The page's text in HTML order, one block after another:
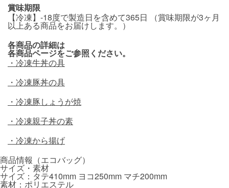
賞味期限
【冷凍】-18度で製造日を含めて365日 （賞味期限が3ヶ月
以上ある商品をお届けします。）
各商品の詳細は
各商品ページをご参照ください。
・冷凍牛丼の具
・冷凍豚丼の具
・冷凍豚しょうが焼
・冷凍親子丼の素
・冷凍から揚げ
商品情報（エコバッグ）
サイズ・素材
サイズ：タテ410mm ヨコ250mm マチ200mm
素材：ポリエステル